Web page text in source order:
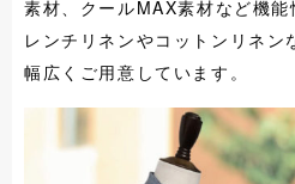
素材、クールMAX素材など機
レンチリネンやコットンリネ
幅広くご用意しています。